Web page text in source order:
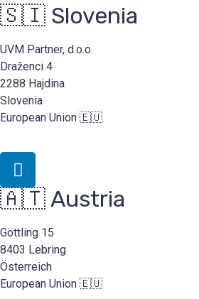
🇸🇮 Slovenia
UVM Partner, d.o.o.
Draženci 4
2288 Hajdina
Slovenia
European Union 🇪🇺
🇦🇹 Austria
Göttling 15
8403 Lebring
Österreich
European Union 🇪🇺